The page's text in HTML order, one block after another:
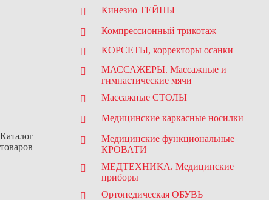
Каталог
товаров
Кинезио ТЕЙПЫ
Компрессионный трикотаж
КОРСЕТЫ, корректоры осанки
МАССАЖЕРЫ. Массажные и
гимнастические мячи
Массажные СТОЛЫ
Медицинские каркасные носилки
Медицинские функциональные
КРОВАТИ
МЕДТЕХНИКА. Медицинские
приборы
Ортопедическая ОБУВЬ